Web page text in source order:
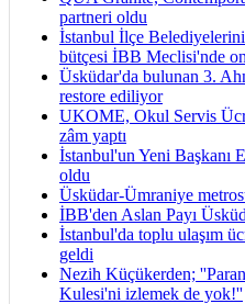
partneri oldu
İstanbul İlçe
bütçesi İBB Meclisi'nde
Üsküdar'da bulunan 3.
restore ediliyor
UKOME, Okul Servis
zâm yaptı
İstanbul'un Yeni Başkanı
oldu
Üsküdar-Ümraniye
İBB'den Aslan Payı
İstanbul'da toplu ulaşım
geldi
Nezih Küçükerden;
Kulesi'ni izlemek de yok!''